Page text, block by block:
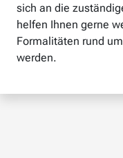
sich an die
helfen Ihnen gerne
Formalitäten rund
werden.